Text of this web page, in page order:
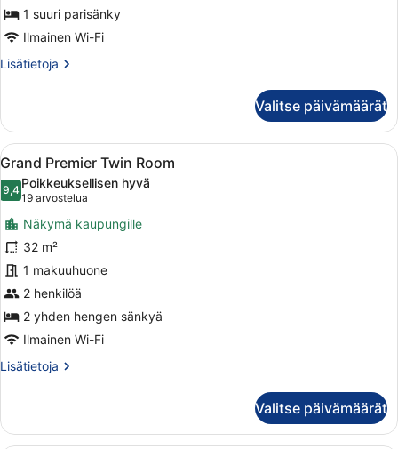
1 suuri parisänky
Ilmainen Wi-Fi
Lisätietoja
Lisätietoja
Suites
Valitse päivämäärät
Avaa
kaikki
huonetyypin
Grand
Premier
Twin
Room
kuvat
Hotellihuone, jossa on kaksi
10
Grand Premier Twin Room
9,49,4 kautta 10
Poikkeuksellisen hyvä
19 arvostelua
(19
arvostelua)
Näkymä kaupungille
32 m²
1 makuuhuone
2 henkilöä
2 yhden hengen sänkyä
Ilmainen Wi-Fi
Lisätietoja
Lisätietoja
Twin
Room
Valitse päivämäärät